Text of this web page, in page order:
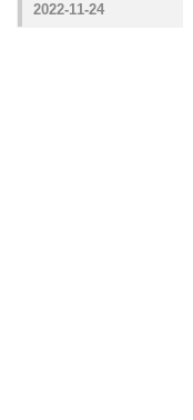
2022-11-24